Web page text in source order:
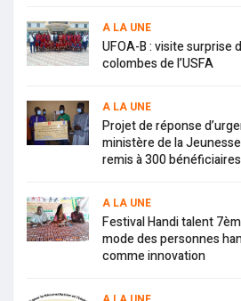
A LA UNE
UFOA-B : visite surprise
colombes de l’USFA
A LA UNE
Projet de réponse
ministère de la
remis à 300 bénéficiaires
A LA UNE
Festival Handi talent
mode des personnes
comme innovation